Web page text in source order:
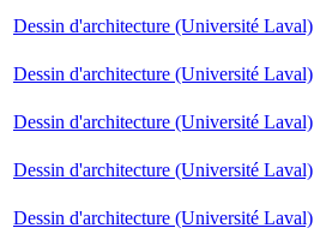
Dessin d'architecture (Université Laval)
Dessin d'architecture (Université Laval)
Dessin d'architecture (Université Laval)
Dessin d'architecture (Université Laval)
Dessin d'architecture (Université Laval)